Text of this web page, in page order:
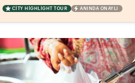
CITY HIGHLIGHT TOUR ANINDA ONAYLI